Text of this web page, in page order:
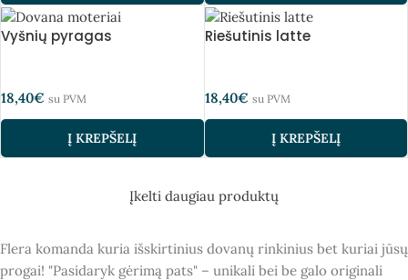
Vyšnių pyragas
18,40€ su PVM
Į KREPŠELĮ
Riešutinis latte
18,40€ su PVM
Į KREPŠELĮ
Įkelti daugiau produktų
Flera komanda kuria išskirtinius dovanų rinkinius bet kuriai jūsų
progai! "Pasidaryk gėrimą pats" – unikali bei be galo originali